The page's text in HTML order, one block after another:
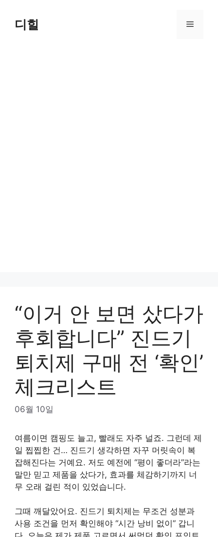
content디힐 Menu
“이거 안 보면 샀다가
후회합니다” 진드기
퇴치제 구매 전 ‘확인’
체크리스트
06월 10일
여름이면 캠핑도 늘고, 빨래도 자주 널죠. 그런데 제
일 찝찝한 건… 진드기 생각하면 자꾸 머릿속이 복
잡해진다는 거예요. 저도 예전에 “평이 좋더라”라는
말만 믿고 제품을 샀다가, 효과를 체감하기까지 너
무 오래 걸린 적이 있었습니다.
그때 깨달았어요. 진드기 퇴치제는 무조건 성분과
사용 조건을 먼저 확인해야 “시간 낭비 없이” 갑니